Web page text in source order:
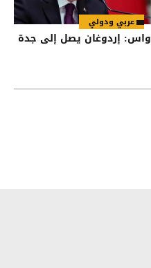
عربي ودولي
واس: إردوغان يصل إلى جدة